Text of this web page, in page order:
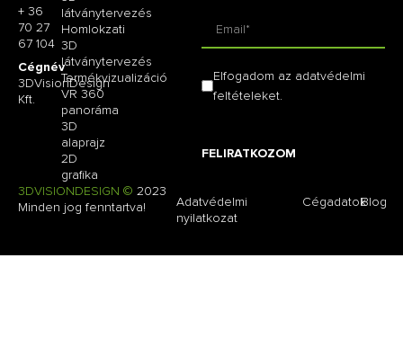
+ 36
70 27
67 104
Cégnév
3DVisionDesign
Kft.
látványtervezés
Homlokzati
3D
látványtervezés
Termékvizualizáció
VR 360
panoráma
3D
alaprajz
2D
grafika
Elfogadom az adatvédelmi
feltételeket.
FELIRATKOZOM
3DVISIONDESIGN © 2023
Minden jog fenntartva!
Adatvédelmi
nyilatkozat
CégadatokBlog